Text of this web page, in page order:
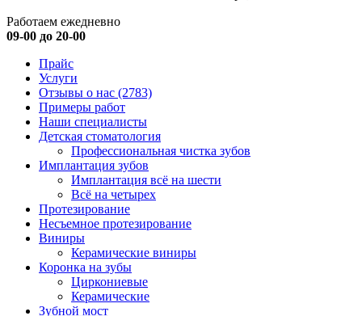
Работаем ежедневно
09-00 до 20-00
Прайс
Услуги
Отзывы о нас (2783)
Примеры работ
Наши специалисты
Детская стоматология
Профессиональная чистка зубов
Имплантация зубов
Имплантация всё на шести
Всё на четырех
Протезирование
Несъемное протезирование
Виниры
Керамические виниры
Коронка на зубы
Циркониевые
Керамические
Зубной мост